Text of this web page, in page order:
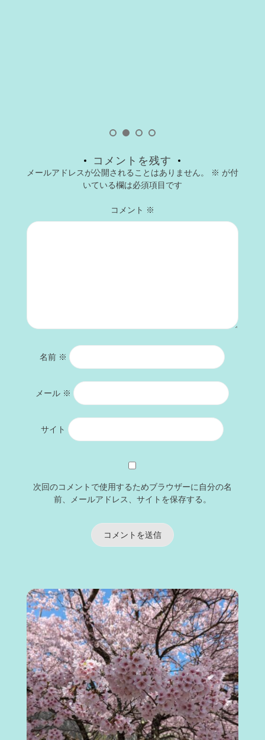
コメントを残す
メールアドレスが公開されることはありません。 ※ が付
いている欄は必須項目です
コメント ※
名前 ※
メール ※
サイト
次回のコメントで使用するためブラウザーに自分の名
前、メールアドレス、サイトを保存する。